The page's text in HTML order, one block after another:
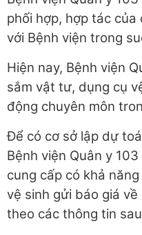
phối hợp, hợp tác
với Bệnh viện trong
Hiện nay, Bệnh viện
sắm vật tư, dụng cụ
động chuyên môn
Để có cơ sở lập dự
Bệnh viện Quân y
cung cấp có khả
vệ sinh gửi báo giá về
theo các thông tin